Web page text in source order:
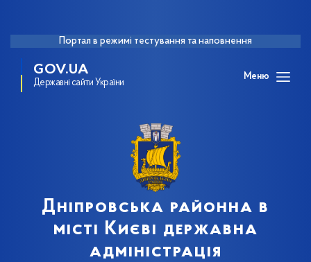
Портал в режимі тестування та наповнення
GOV.UA
Державні сайти України
Меню
Дніпровська районна в
місті Києві державна
адміністрація